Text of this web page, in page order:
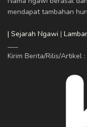
mendapat tambahan
| Sejarah Ngawi |
Kirim Berita/Rilis/Artikel